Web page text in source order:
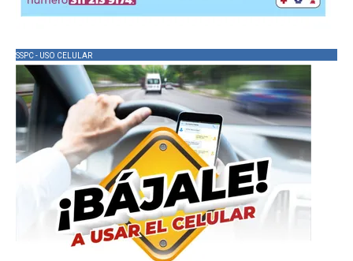
SSPC - USO CELULAR